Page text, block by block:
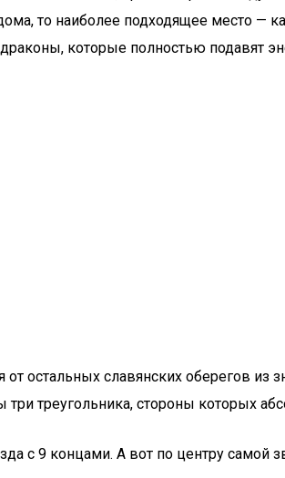
то наиболее подходящее место
которые полностью подавят
остальных славянских оберегов из
треугольника, стороны которых
с 9 концами. А вот по центру